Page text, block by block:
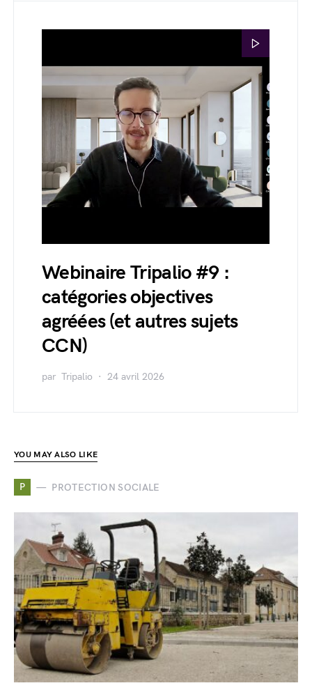
Webinaire Tripalio #9 :
catégories objectives
agréées (et autres sujets
CCN)
par Tripalio 24 avril 2026
YOU MAY ALSO LIKE
P PROTECTION SOCIALE